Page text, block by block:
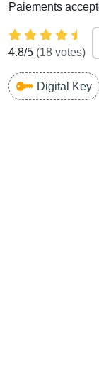
Paiements
4.8/5 (18 votes)
Digital Key